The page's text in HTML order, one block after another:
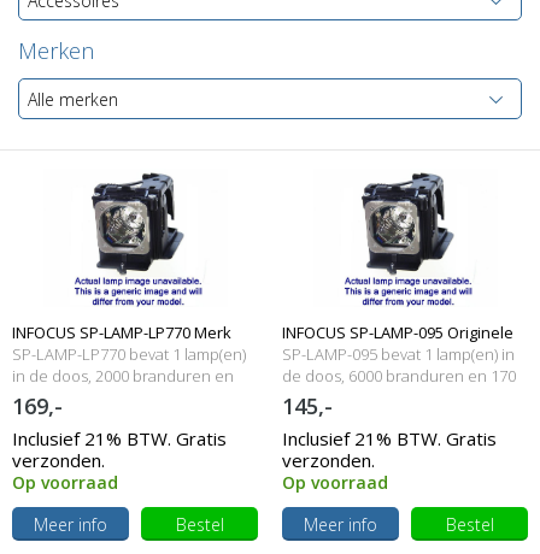
Merken
Alle merken
INFOCUS SP-LAMP-LP770 Merk
lamp met behuizing
SP-LAMP-LP770 bevat 1 lamp(en)
in de doos, 2000 branduren en
190 Watt
169,-
Inclusief 21% BTW. Gratis
verzonden.
Op voorraad
Meer info
Bestel
INFOCUS SP-LAMP-095 Originele
lamp met behuizing
SP-LAMP-095 bevat 1 lamp(en) in
de doos, 6000 branduren en 170
Watt
145,-
Inclusief 21% BTW. Gratis
verzonden.
Op voorraad
Meer info
Bestel